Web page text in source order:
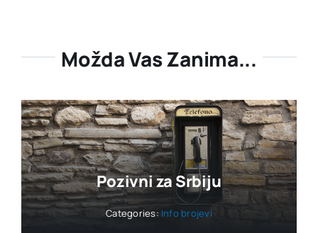
Možda Vas Zanima...
Pozivni za Srbiju
Categories: Info brojevi